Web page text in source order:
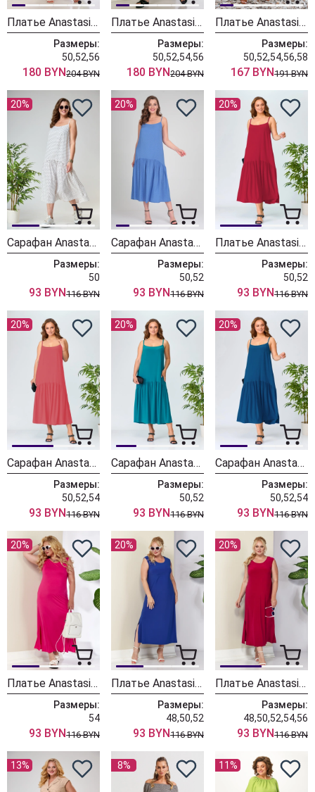
Платье Anastasia 1221 пудровое
Размеры:
50,52,56
180 BYN204 BYN
Платье Anastasia 1221 оливковый
Размеры:
50,52,54,56
180 BYN204 BYN
Платье Anastasia 1111/зеленый
Размеры:
50,52,54,56,58
167 BYN191 BYN
20%
Сарафан Anastasia 878/молочный
Размеры:
50
93 BYN116 BYN
20%
Сарафан Anastasia 879/василек
Размеры:
50,52
93 BYN116 BYN
20%
Платье Anastasia 884/малина
Размеры:
50,52
93 BYN116 BYN
20%
Сарафан Anastasia 883/коралл
Размеры:
50,52,54
93 BYN116 BYN
20%
Сарафан Anastasia 882/изумруд
Размеры:
50,52
93 BYN116 BYN
20%
Сарафан Anastasia 881/синий
Размеры:
50,52,54
93 BYN116 BYN
20%
Платье Anastasia 1120/фуксия
Размеры:
54
93 BYN116 BYN
20%
Платье Anastasia 1120 синее
Размеры:
48,50,52
93 BYN116 BYN
20%
Платье Anastasia 1120 красное
Размеры:
48,50,52,54,56
93 BYN116 BYN
13% 8% 11%